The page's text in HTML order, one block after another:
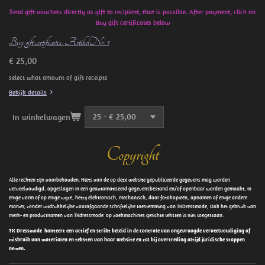
Send gift vouchers directly as gift to recipient, that is possible. After payment, click on
Buy gift certificates below
Buy gift certificates. ArtikelNr: 1
€ 25,00
select what amount of gift receipts
Bekijk details
In winkelwagen
Copyright
Alle rechten zijn voorbehouden. Niets van de op deze website gepubliceerde gegevens mag worden
verveelvoudigd, opgeslagen in een geautomatiseerd gegevensbestand en/of openbaar worden gemaakt, in
enige vorm of op enige wijze, hetzij elektronisch, mechanisch, door fotokopieën, opnamen of enige andere
manier, zonder uitdrukkelijke voorafgaande schriftelijke toestemming van TKDressmode, Ook het gebruik van
merk- en productnamen van TKdressmode op zoekmachines gerichte teksten is niet toegestaan.
TK Dressmode hanteert een actief en strikt beleid in de controle van ongevraagde verveelvoudiging of
misbruik van materialen en teksten van haar website en zal bij overtreding altijd juridische stappen
nemen.